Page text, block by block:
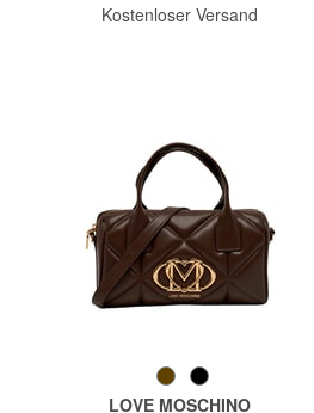
Kostenloser Versand
LOVE MOSCHINO